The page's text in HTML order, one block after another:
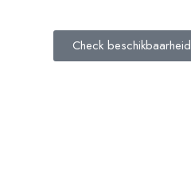
Check beschikbaarheid